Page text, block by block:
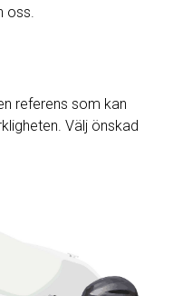
oss.
referens som kan
Välj önskad